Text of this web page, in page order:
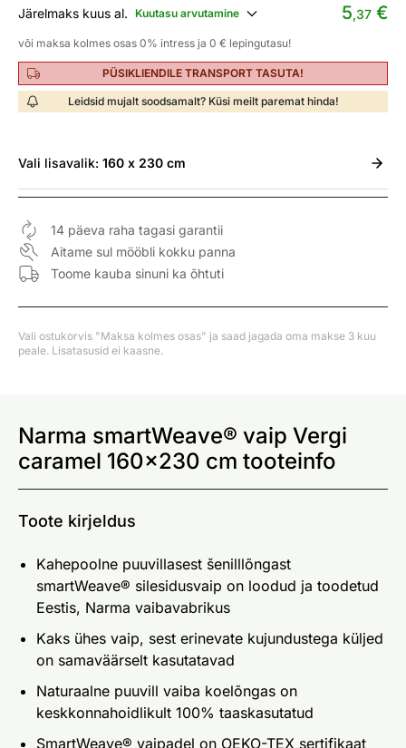
Järelmaks kuus al. Kuutasu arvutamine 5,37 €
või maksa kolmes osas 0% intress ja 0 € lepingutasu!
PÜSIKLIENDILE TRANSPORT TASUTA!
Leidsid mujalt soodsamalt? Küsi meilt paremat hinda!
Vali lisavalik: 160 x 230 cm
14 päeva raha tagasi garantii
Aitame sul mööbli kokku panna
Toome kauba sinuni ka õhtuti
Vali ostukorvis "Maksa kolmes osas" ja saad jagada oma makse 3 kuu
peale. Lisatasusid ei kaasne.
Narma smartWeave® vaip Vergi
caramel 160x230 cm tooteinfo
Toote kirjeldus
Kahepoolne puuvillasest šenilllõngast
smartWeave® silesidusvaip on loodud ja toodetud
Eestis, Narma vaibavabrikus
Kaks ühes vaip, sest erinevate kujundustega küljed
on samaväärselt kasutatavad
Naturaalne puuvill vaiba koelõngas on
keskkonnahoidlikult 100% taaskasutatud
SmartWeave® vaipadel on OEKO-TEX sertifikaat